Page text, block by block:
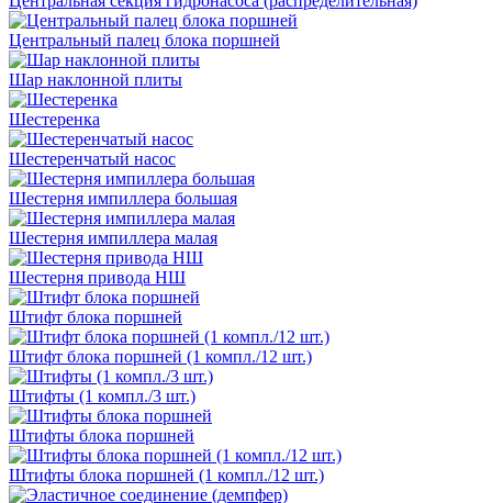
Центральный палец блока поршней
Шар наклонной плиты
Шестеренка
Шестеренчатый насос
Шестерня импиллера большая
Шестерня импиллера малая
Шестерня привода НШ
Штифт блока поршней
Штифт блока поршней (1 компл./12 шт.)
Штифты (1 компл./3 шт.)
Штифты блока поршней
Штифты блока поршней (1 компл./12 шт.)